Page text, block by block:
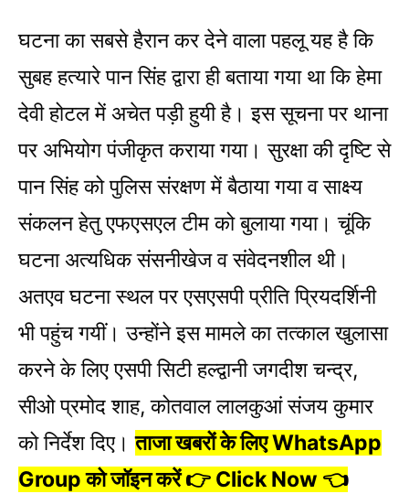
घटना का ​सबसे हैरान कर देने वाला पहलू यह है कि
सुबह हत्यारे पान सिंह द्वारा ही बताया गया था कि हेमा
देवी होटल में अचेत पड़ी हुयी है। इस सूचना पर थाना
पर अभियोग पंजीकृत कराया गया। सुरक्षा की दृष्टि से
पान सिंह को पुलिस संरक्षण में बैठाया गया व साक्ष्य
संकलन हेतु एफएसएल टीम को बुलाया गया। चूंकि
घटना अत्यधिक संसनीखेज व संवेदनशील थी।
अतएव घटना स्थल पर एसएसपी प्रीति प्रियदर्शिनी
भी पहुंच गयीं। उन्होंने इस मामले का तत्काल खुलासा
करने के लिए एसपी सिटी हल्द्वानी जगदीश चन्द्र,
सीओ प्रमोद शाह, कोतवाल लालकुआं संजय कुमार
को निर्देश दिए।ताजा खबरों के लिए WhatsApp
Group को जॉइन करें 👉 Click Now 👈